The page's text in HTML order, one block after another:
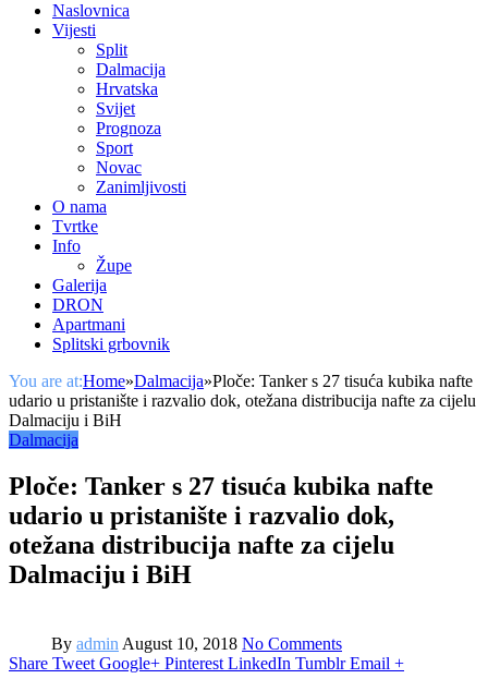
Naslovnica
Vijesti
Split
Dalmacija
Hrvatska
Svijet
Prognoza
Sport
Novac
Zanimljivosti
O nama
Tvrtke
Info
Župe
Galerija
DRON
Apartmani
Splitski grbovnik
You are at:Home»Dalmacija»Ploče: Tanker s 27 tisuća kubika nafte
udario u pristanište i razvalio dok, otežana distribucija nafte za cijelu
Dalmaciju i BiH
Dalmacija
Ploče: Tanker s 27 tisuća kubika nafte
udario u pristanište i razvalio dok,
otežana distribucija nafte za cijelu
Dalmaciju i BiH
By admin August 10, 2018 No Comments
Share Tweet Google+ Pinterest LinkedIn Tumblr Email +